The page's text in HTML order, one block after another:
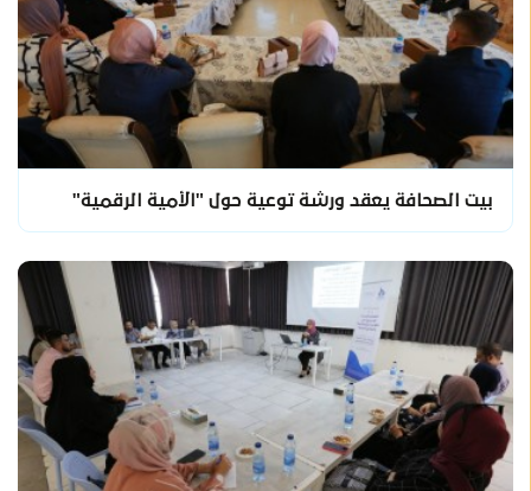
بيت الصحافة يعقد ورشة توعية حول "الأمية الرقمية"